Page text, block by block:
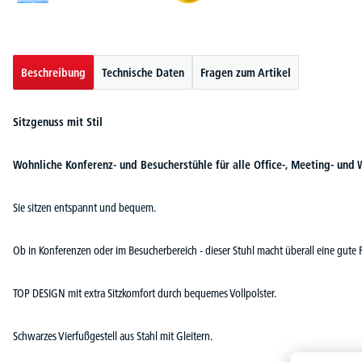
Beschreibung Technische Daten Fragen zum Artikel
Sitzgenuss mit Stil
Wohnliche Konferenz- und Besucherstühle für alle Office-, Meeting- und
Sie sitzen entspannt und bequem.
Ob in Konferenzen oder im Besucherbereich - dieser Stuhl macht überall eine gute
TOP DESIGN mit extra Sitzkomfort durch bequemes Vollpolster.
Schwarzes Vierfußgestell aus Stahl mit Gleitern.